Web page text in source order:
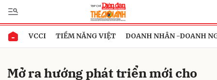
VCCI TIỀM NĂNG VIỆT DOANH NHÂN -DOANH
Mở ra hướng phát triển mới cho
Gửi bình luận